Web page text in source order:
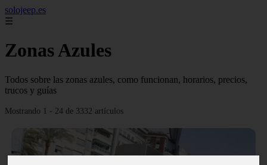
solojeep.es
☰
Zonas Azules
Todos sobre las zonas azules, como funcionan, horarios, precios,
trucos y guías
Mostrando 1 - 24 de 3332 artículos